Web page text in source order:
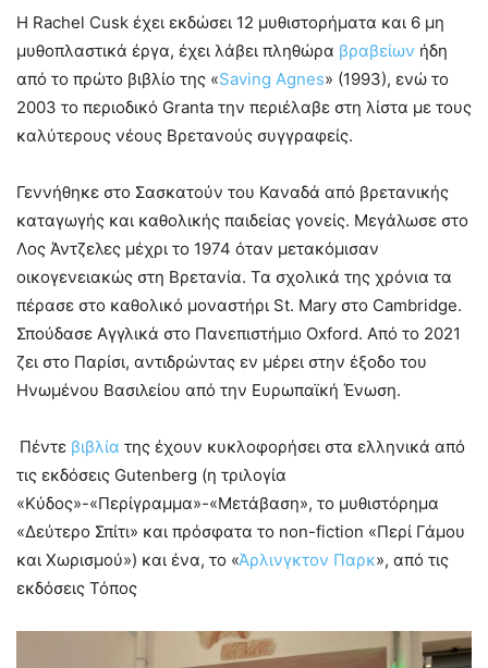
Η Rachel Cusk έχει εκδώσει 12 μυθιστορήματα και 6 μη
μυθοπλαστικά έργα, έχει λάβει πληθώρα βραβείων ήδη
από το πρώτο βιβλίο της «Saving Agnes» (1993), ενώ το
2003 το περιοδικό Granta την περιέλαβε στη λίστα με τους
καλύτερους νέους Βρετανούς συγγραφείς.
Γεννήθηκε στο Σασκατούν του Καναδά από βρετανικής
καταγωγής και καθολικής παιδείας γονείς. Μεγάλωσε στο
Λος Άντζελες μέχρι το 1974 όταν μετακόμισαν
οικογενειακώς στη Βρετανία. Τα σχολικά της χρόνια τα
πέρασε στο καθολικό μοναστήρι St. Mary στο Cambridge.
Σπούδασε Αγγλικά στο Πανεπιστήμιο Oxford. Από το 2021
ζει στο Παρίσι, αντιδρώντας εν μέρει στην έξοδο του
Ηνωμένου Βασιλείου από την Ευρωπαϊκή Ένωση.
Πέντε βιβλία της έχουν κυκλοφορήσει στα ελληνικά από
τις εκδόσεις Gutenberg (η τριλογία
«Κύδος»-«Περίγραμμα»-«Μετάβαση», το μυθιστόρημα
«Δεύτερο Σπίτι» και πρόσφατα το non-fiction «Περί Γάμου
και Χωρισμού») και ένα, το «Άρλινγκτον Παρκ», από τις
εκδόσεις Τόπος